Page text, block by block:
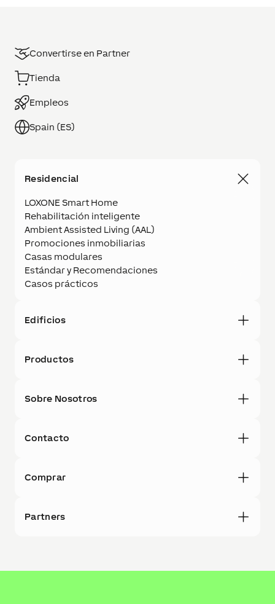
Convertirse en Partner
Tienda
Empleos
Spain (ES)
Residencial
LOXONE Smart Home
Rehabilitación inteligente
Ambient Assisted Living (AAL)
Promociones inmobiliarias
Casas modulares
Estándar y Recomendaciones
Casos prácticos
Edificios
Productos
Sobre Nosotros
Contacto
Comprar
Partners